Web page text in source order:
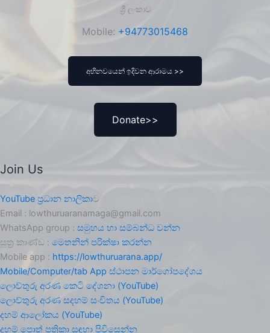
ශ්‍රී ලංකාව
Mobile: +94773015468
අභිනවයෙන් ඉදිවන ආරාමය >>
Donate>>
Join Us
YouTube ප්‍රධාන නාලිකාව
Email : lowthuruaranamaga@gmail.com
WhatsApp group : සමුහය හා සම්බන්ධ වන්න
සූත්‍ර කාණ්ඩ : මෙතනින් පරික්ෂා කරන්න
Mobile app : https://lowthuruarana.app/
Mobile/Computer/tab App ස්ථාපන මාර්ගෝපදේශය
ලොව්තුරු අරණ කෙටි දේශනා (YouTube)
ලොව්තුරු අරණ සදහම් සංචිතය (YouTube)
දහම් ආලෝකය (YouTube)
දහම් පොත් පත්‍රිකා සඳහා පිවිසෙන්න